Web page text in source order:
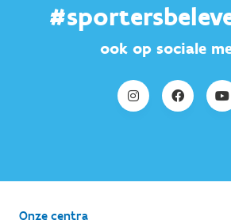
ook op sociale
Onze centra